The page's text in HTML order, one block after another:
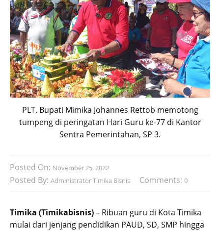
PLT. Bupati Mimika Johannes Rettob memotong
tumpeng di peringatan Hari Guru ke-77 di Kantor
Sentra Pemerintahan, SP 3.
Posted On: November 25, 2022
Posted By: Administrator Timika Bisnis Comments: 0
Timika (Timikabisnis)– Ribuan guru di Kota Timika
mulai dari jenjang pendidikan PAUD, SD, SMP hingga